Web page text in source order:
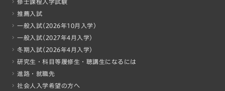
修士課程入学試験
推薦入試
一般入試(2026年10月入学)
一般入試(2027年4月入学)
冬期入試(2026年4月入学)
研究生・科目等履修生・聴講生になるには
進路・就職先
社会人入学希望の方へ